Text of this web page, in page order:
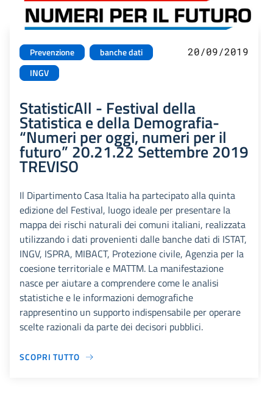
Prevenzione
banche dati
INGV
20/09/2019
StatisticAll - Festival della
Statistica e della Demografia-
“Numeri per oggi, numeri per il
futuro” 20.21.22 Settembre 2019
TREVISO
Il Dipartimento Casa Italia ha partecipato alla quinta
edizione del Festival, luogo ideale per presentare la
mappa dei rischi naturali dei comuni italiani, realizzata
utilizzando i dati provenienti dalle banche dati di ISTAT,
INGV, ISPRA, MIBACT, Protezione civile, Agenzia per la
coesione territoriale e MATTM. La manifestazione
nasce per aiutare a comprendere come le analisi
statistiche e le informazioni demografiche
rappresentino un supporto indispensabile per operare
scelte razionali da parte dei decisori pubblici.
SCOPRI TUTTO